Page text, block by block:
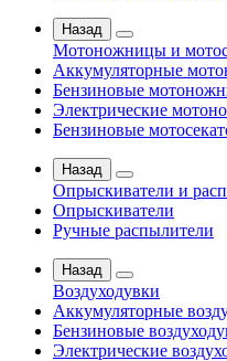
Назад
Мотоножницы и
Аккумуляторные
Бензиновые
Электрические
Бензиновые
Назад
Опрыскиватели и
Опрыскиватели
Ручные распылители
Назад
Воздуходувки
Аккумуляторные
Бензиновые
Электрические